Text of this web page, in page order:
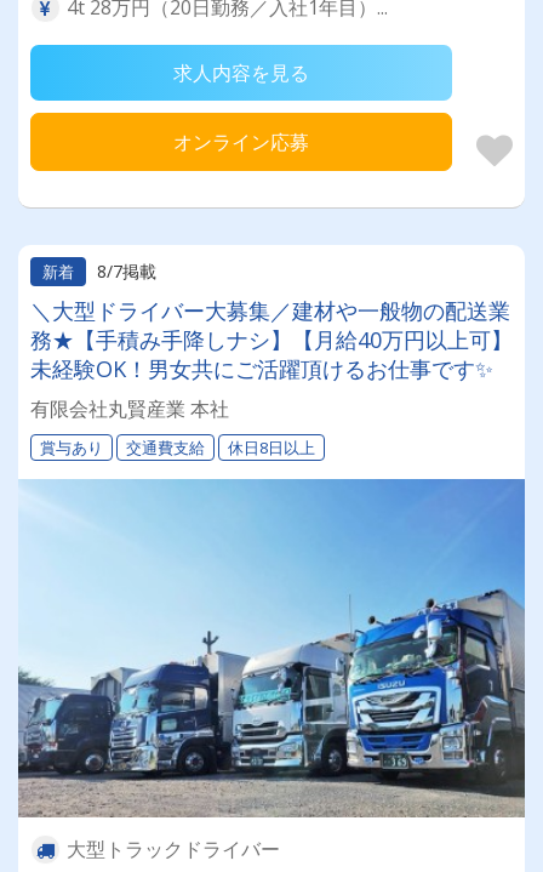
4t 28万円（20日勤務／入社1年目）...
求人内容を見る
オンライン応募
新着 8/7掲載
＼大型ドライバー大募集／建材や一般物の配送業
務★【手積み手降しナシ】【月給40万円以上可】
未経験OK！男女共にご活躍頂けるお仕事です✨
有限会社丸賢産業 本社
賞与あり 交通費支給 休日8日以上
大型トラックドライバー